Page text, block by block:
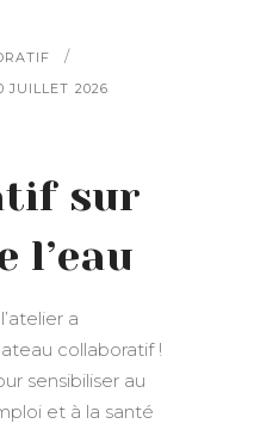
JUILLET 2026
sur
l’eau
a
collaboratif !
sensibiliser au
et à la santé